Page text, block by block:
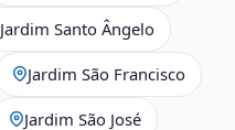
Jardim Santo Ângelo
Jardim São Francisco
Jardim São José